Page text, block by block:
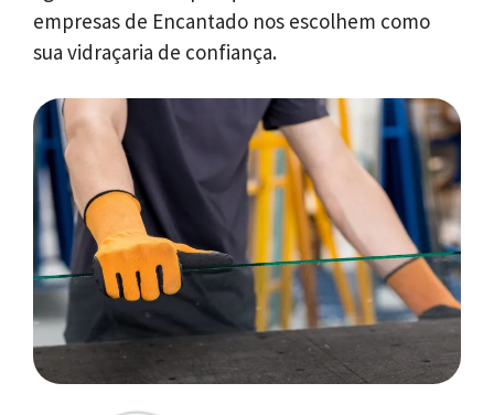
empresas de Encantado nos escolhem como
sua vidraçaria de confiança.